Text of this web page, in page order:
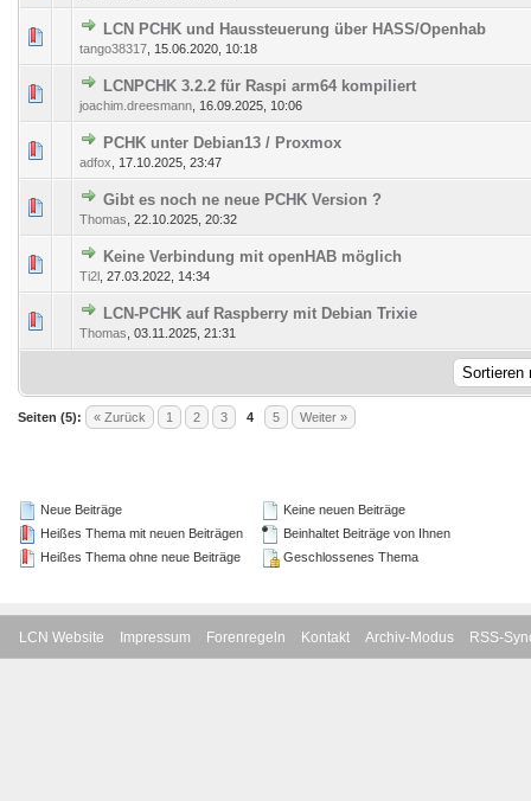
LCN PCHK und Haussteuerung über HASS/Openhab
tango38317 15.06.2020, 10:18
288 Bewertung(en) - 3 von 5 durchschnittlich
12345
LCNPCHK 3.2.2 für Raspi arm64 kompiliert
joachim.dreesmann 16.09.2025, 10:06
5 Bewertung(en) - 3 von 5 durchschnittlich
1 2345
PCHK unter Debian13 / Proxmox
adfox 17.10.2025, 23:47
5 Bewertung(en) - 3.6 von 5 durchschnittlich
12345
Gibt es noch ne neue PCHK Version ?
Thomas 22.10.2025, 20:32
7 Bewertung(en) - 2.29 von 5 durchschnittlich
12345
Keine Verbindung mit openHAB möglich
Ti2l 27.03.2022, 14:34
238 Bewertung(en) - 2.95 von 5 durchschnittlich
1 234 5
LCN-PCHK auf Raspberry mit Debian Trixie
Thomas 03.11.2025, 21:31
5 Bewertung(en) - 3.2 von 5 durchschnittlich
12345
Seiten (5): « Zurück 1 2 3 4 5 Weiter »
Neue Beiträge
Heißes Thema mit neuen Beiträgen
Heißes Thema ohne neue Beiträge
Keine neuen Beiträge
Beinhaltet Beiträge von Ihnen
Geschlossenes Thema
LCN Website Impressum Forenregeln Kontakt Archiv-Modus RSS-